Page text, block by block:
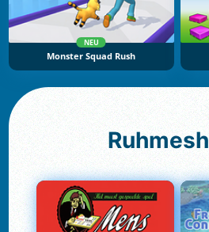
NEU
Monster Squad Rush